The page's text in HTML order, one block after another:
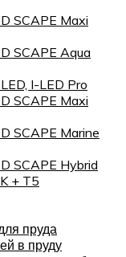
SCAPE Maxi
SCAPE Aqua
I-LED Pro
SCAPE Maxi
SCAPE Marine
SCAPE Hybrid
+ T5
пруда
в пруду